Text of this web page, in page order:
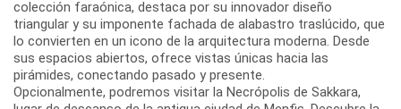
colección faraónica, destaca por su innovador diseño
triangular y su imponente fachada de alabastro traslúcido, que
lo convierten en un icono de la arquitectura moderna. Desde
sus espacios abiertos, ofrece vistas únicas hacia las
pirámides, conectando pasado y presente.
Opcionalmente, podremos visitar la Necrópolis de Sakkara,